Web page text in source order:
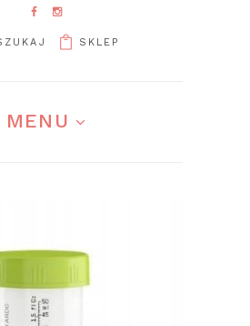
SKLEP
MENU